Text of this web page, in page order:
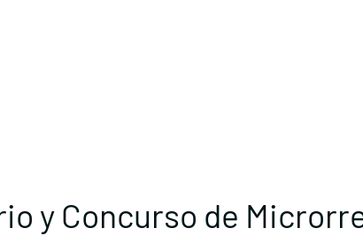
y Concurso de